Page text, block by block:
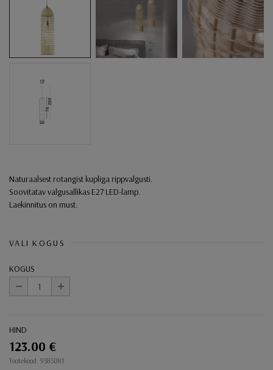
Naturaalsest rotangist kupliga rippvalgusti.
Soovitatav valgusallikas E27 LED-lamp.
Laekinnitus on must.
VALI KOGUS
KOGUS
+
Ostukorvi toimingud
HIND
123.00 €
Tootekood: 9585081